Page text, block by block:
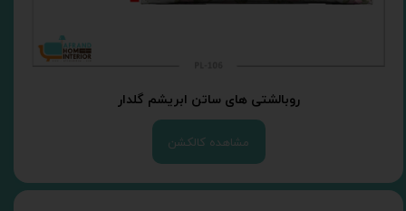
روبالشتی های ساتن ابریشم گلدار
مشاهده کالکشن